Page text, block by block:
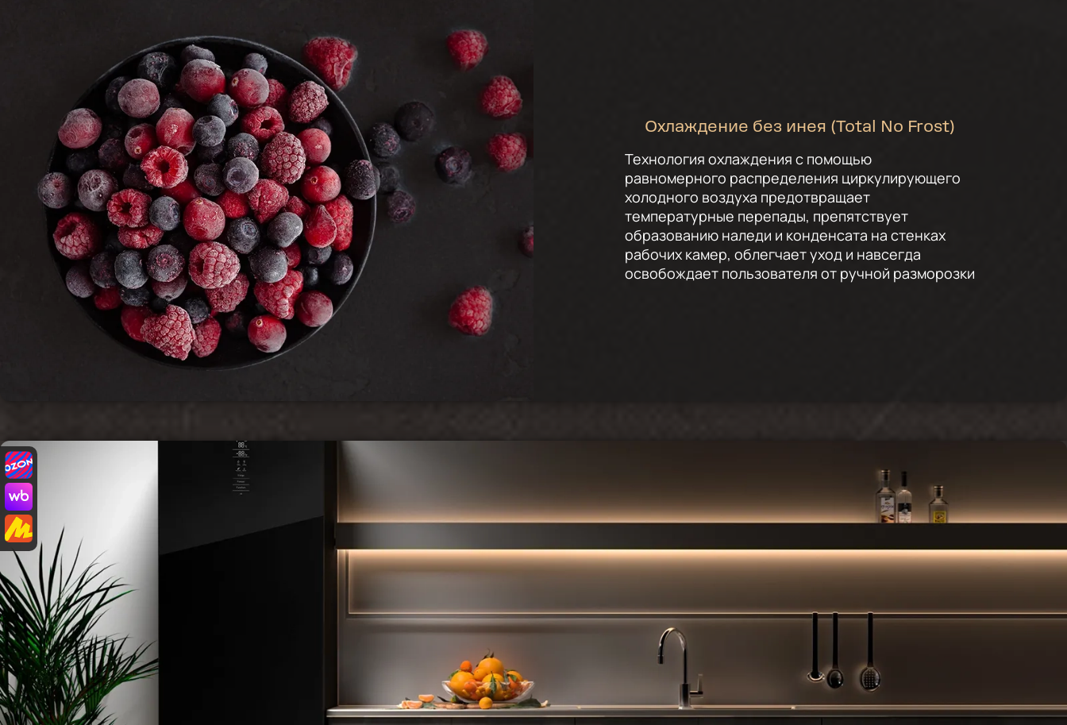
Охлаждение без инея (Total No Frost)
Технология охлаждения с помощью
равномерного распределения циркулирующего
холодного воздуха предотвращает
температурные перепады, препятствует
образованию наледи и конденсата на стенках
рабочих камер, облегчает уход и навсегда
освобождает пользователя от ручной разморозки